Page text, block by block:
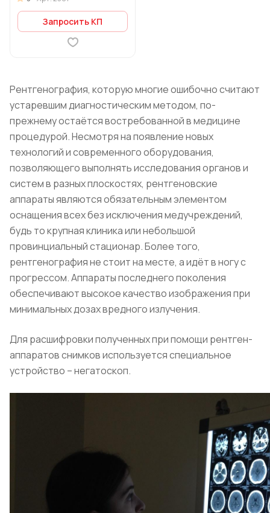
Запросить КП
Рентгенография, которую многие ошибочно считают
устаревшим диагностическим методом, по-
прежнему остаётся востребованной в медицине
процедурой. Несмотря на появление новых
технологий и современного оборудования,
позволяющего выполнять исследования органов и
систем в разных плоскостях, рентгеновские
аппараты являются обязательным элементом
оснащения всех без исключения медучреждений,
будь то крупная клиника или небольшой
провинциальный стационар. Более того,
рентгенография не стоит на месте, а идёт в ногу с
прогрессом. Аппараты последнего поколения
обеспечивают высокое качество изображения при
минимальных дозах вредного излучения.
Для расшифровки полученных при помощи рентген-
аппаратов снимков используется специальное
устройство – негатоскоп.